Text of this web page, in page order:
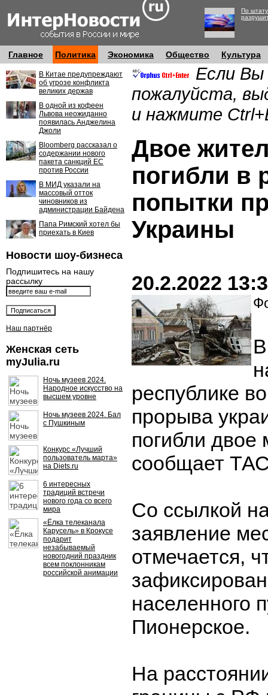
По
Главное Политика Экономика Общество Культура
В Китае предупреждают
об угрозе конфликта
великих держав
В одной из кофеен
Львова неожиданно
появилась Анджелина
Джоли
Bloomberg рассказал о
содержании нового
пакета санкций ЕС
против России
В МИД указали на
массовый отток
чиновников из
администрации Байдена
Папа Римский хотел бы
приехать в Киев
Новости шоу-бизнеса
Подпишитесь на нашу
рассылку
Наш партнёр
Женская сеть
myJulia.ru
Ночь музеев 2024.
Народное искусство на
высшем уровне
Ночь музеев 2024. Бал
с Пушкиным
Конкурс «Лучший
пользователь марта»
на Diets.ru
6 интересных
традиций встречи
нового года со всего
мира
«Ёлка телеканала
Карусель» в Крокусе
подарит
незабываемый
новогодний праздник
всем поклонникам
российской анимации
Если Вы
пожалуйста,
и нажмите
Двое
погибли в
попытки
Украины
20.2.2022
республике
прорыва
погибли
сообщает
Со ссылкой
заявление
отмечается,
населенного
Пионерское.
На